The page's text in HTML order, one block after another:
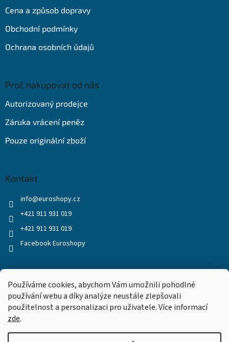
Používáme cookies, abychom Vám umožnili pohodlné
používání webu a díky analýze neustále zlepšovali
použitelnost a personalizaci pro uživatele. Více informací
zde.
Cena a způsob dopravy
Obchodní podmínky
Ochrana osobních údajů
Proč nakupovat od nás
Autorizovaný prodejce
Záruka vrácení peněz
Pouze originální zboží
Kontakt
info@euroshopy.cz
+421 911 931 019
+421 911 931 019
Facebook Euroshopy